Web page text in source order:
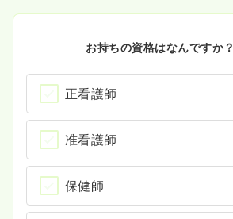
お持ちの資格はなんですか？
正看護師
准看護師
保健師